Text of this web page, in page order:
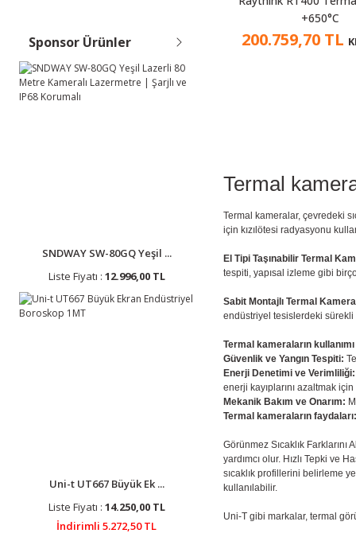
Sponsor Ürünler
SNDWAY SW-80GQ Yeşil ...
Liste Fiyatı : 12.996,00 TL
Uni-t UT667 Büyük Ek ...
Liste Fiyatı : 14.250,00 TL
İndirimli 5.272,50 TL
+650°C
200.759,70 TL
Termal
Termal kameralar, çevredeki
için kızılötesi radyasyonu
El Tipi Taşınabilir Termal
tespiti, yapısal izleme gibi
Sabit Montajlı Termal
endüstriyel tesislerdeki sürekli
Termal kameraların
Güvenlik ve Yangın Tespiti:
Enerji Denetimi ve Verimliliği:
enerji kayıplarını azaltmak için
Mekanik Bakım ve Onarım:
Termal kameraların faydaları:
Görünmez Sıcaklık
yardımcı olur. Hızlı Tepki ve
sıcaklık profillerini belirleme
kullanılabilir.
Uni-T gibi markalar, termal